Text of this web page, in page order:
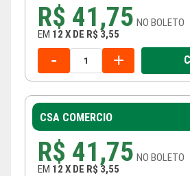
R$ 41,75 NO BOLETO
EM 12 X DE R$ 3,55
- +
CSA COMERCIO
R$ 41,75 NO BOLETO
EM 12 X DE R$ 3,55